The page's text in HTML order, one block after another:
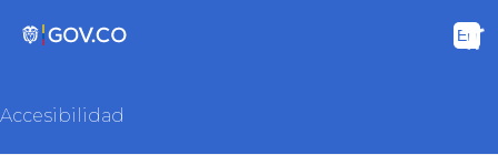
Accesibilidad